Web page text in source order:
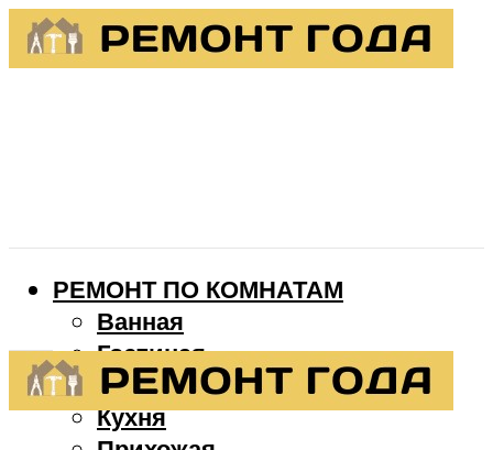
РЕМОНТ ПО КОМНАТАМ
Ванная
Гостиная
Детская
Кухня